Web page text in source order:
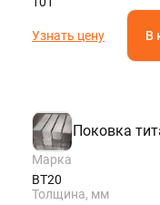
Узнать цену В
Поковка
Марка
ВТ20
Толщина, мм